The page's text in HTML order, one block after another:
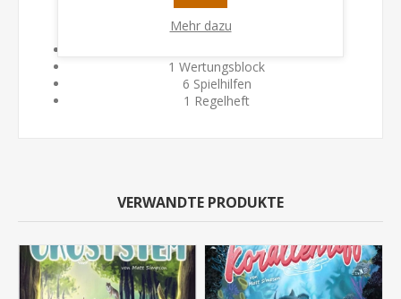
Spielinhalt:
1 Wertungsblock
6 Spielhilfen
1 Regelheft
VERWANDTE PRODUKTE
Mehr dazu